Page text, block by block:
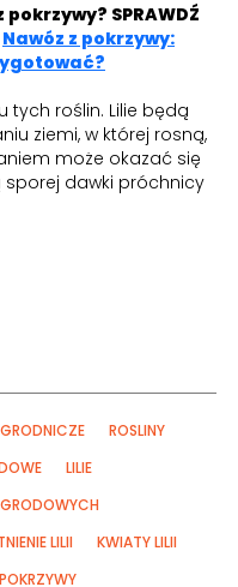
SPRAWDŹ
Nawóz z pokrzywy:
tych roślin. Lilie będą
ziemi, w której rosną,
może okazać się
sporej dawki próchnicy
ROSLINY
LILIE
LILII
KWIATY LILII